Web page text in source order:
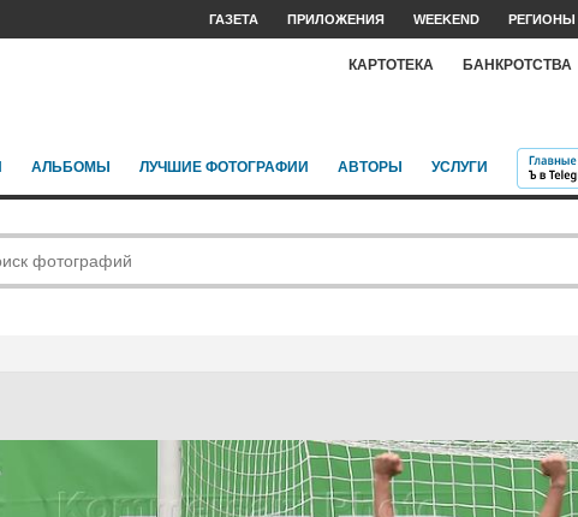
ГАЗЕТА ПРИЛОЖЕНИЯ WEEKEND РЕГИОНЫ
КАРТОТЕКА БАНКРОТСТВА
АЛЬБОМЫ ЛУЧШИЕ ФОТОГРАФИИ АВТОРЫ УСЛУГИ